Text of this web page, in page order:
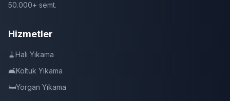
50.000+ semt.
Hizmetler
🧹Halı Yıkama
🛋️Koltuk Yıkama
🛏️Yorgan Yıkama